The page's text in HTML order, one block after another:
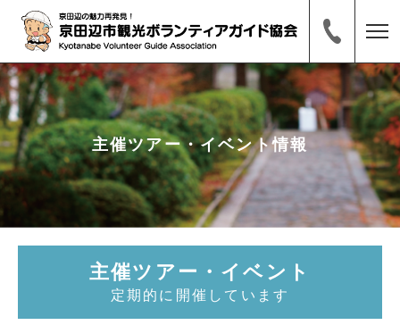
主催ツアー・イベント情報
主催ツアー・イベント
定期的に開催しています